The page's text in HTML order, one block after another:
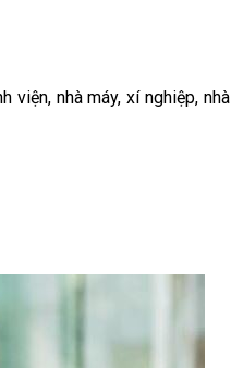
viện, nhà máy, xí nghiệp, nhà